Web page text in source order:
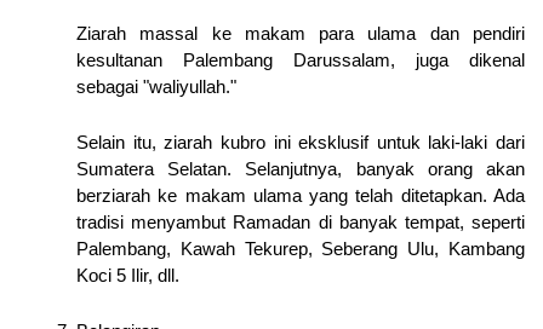
Ziarah massal ke makam para ulama dan pendiri
kesultanan Palembang Darussalam, juga dikenal
sebagai "waliyullah."
Selain itu, ziarah kubro ini eksklusif untuk laki-laki dari
Sumatera Selatan. Selanjutnya, banyak orang akan
berziarah ke makam ulama yang telah ditetapkan. Ada
tradisi menyambut Ramadan di banyak tempat, seperti
Palembang, Kawah Tekurep, Seberang Ulu, Kambang
Koci 5 Ilir, dll.